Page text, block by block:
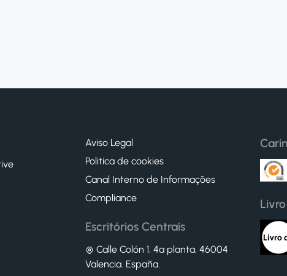
Aviso Legal
Politica de cookies
Canal Interno de Informações
Compliance
Escritórios Centrais
Calle Colón 1, 4ª planta, 46004
Valencia. España.